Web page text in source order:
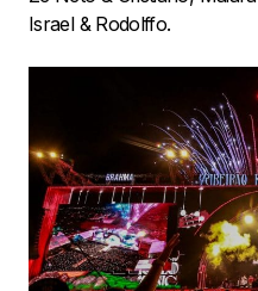
Israel & Rodolffo.